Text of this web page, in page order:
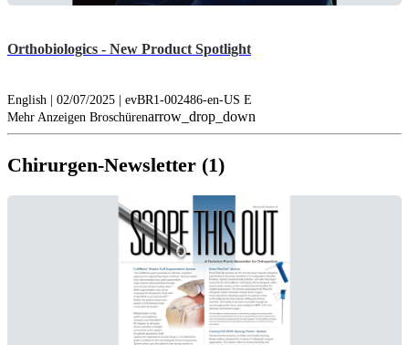
Orthobiologics - New Product Spotlight
English | 02/07/2025 | evBR1-002486-en-US E
Mehr Anzeigen Broschürenarrow_drop_down
Chirurgen-Newsletter (1)